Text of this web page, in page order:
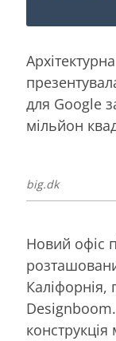
для Google
мільйон
big.dk
Новий офіс
Каліфорнія,
конструкція